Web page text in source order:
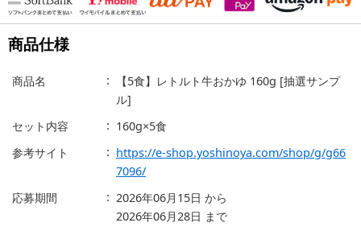
商品仕様
商品名
【5食】レトルト牛おかゆ 160g [抽選サンプ
ル]
セット内容
160g×5食
参考サイト
https://e-shop.yoshinoya.com/shop/g/g66
7096/
応募期間
2026年06月15日 から
2026年06月28日 まで